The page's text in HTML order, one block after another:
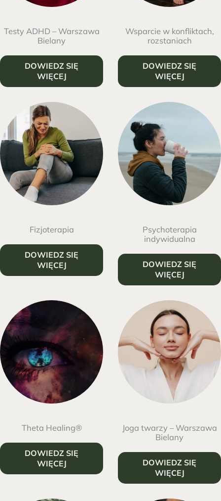
Testy ADHD – Warszawa
Bielany
DOWIEDZ SIĘ
WIĘCEJ
Wsparcie w konfliktach,
rozstaniach
DOWIEDZ SIĘ
WIĘCEJ
Fizjoterapia
DOWIEDZ SIĘ
WIĘCEJ
Psychoterapia
indywidualna
DOWIEDZ SIĘ
WIĘCEJ
Theta Healing®
DOWIEDZ SIĘ
WIĘCEJ
Joga twarzy – Warszawa
Bielany
DOWIEDZ SIĘ
WIĘCEJ